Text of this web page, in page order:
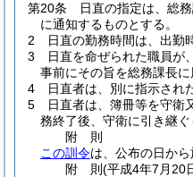
第20条
日直の指定は、総
に通知するものとする。
2
日直の勤務時間は、出勤
3
日直を命ぜられた職員が
事前にその旨を総務課長に
4
日直者は、別に指示され
5
日直者は、簿冊等を守衛
務終了後、守衛に引き継ぐ
附 則
この訓令は、公布の日から
附 則(平成4年7月20